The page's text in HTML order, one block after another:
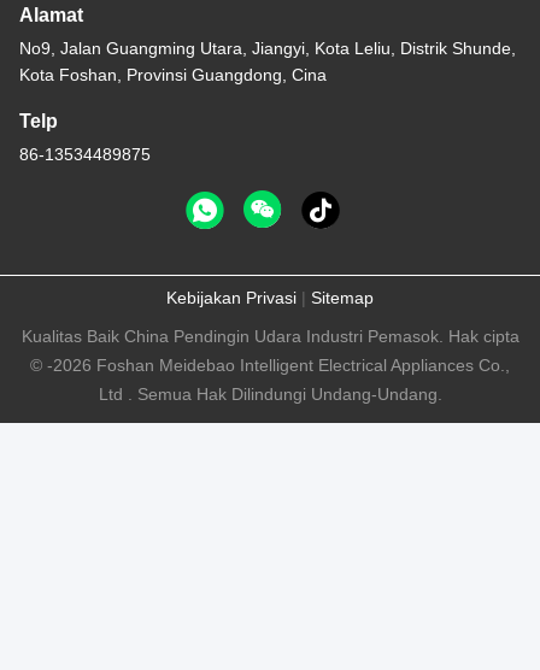
Alamat
No9, Jalan Guangming Utara, Jiangyi, Kota Leliu, Distrik Shunde,
Kota Foshan, Provinsi Guangdong, Cina
Telp
86-13534489875
Kebijakan Privasi | Sitemap
Kualitas Baik China Pendingin Udara Industri Pemasok. Hak cipta
© -2026 Foshan Meidebao Intelligent Electrical Appliances Co.,
Ltd . Semua Hak Dilindungi Undang-Undang.